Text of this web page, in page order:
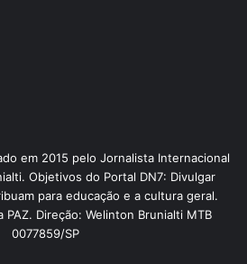
em 2015 pelo Jornalista Internacional
Objetivos do Portal DN7: Divulgar
para educação e a cultura geral.
PAZ. Direção: Welinton Brunialti MTB
0077859/SP